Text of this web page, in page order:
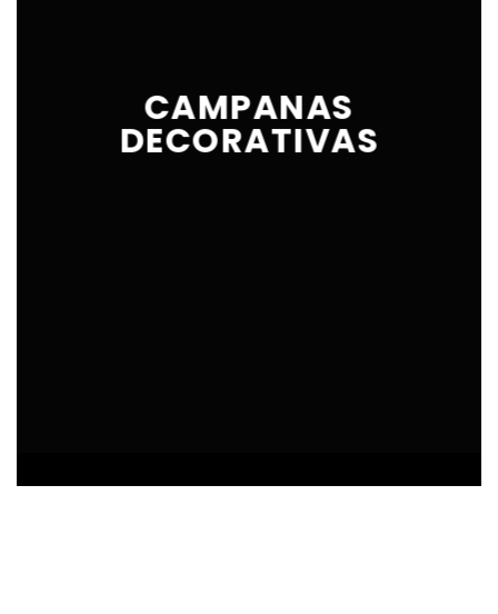
CAMPANAS
DECORATIVAS